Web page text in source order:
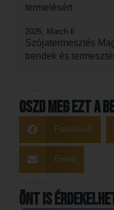
termelésért
2026. March 6
Szójatermesztés
trendek és
Oszd meg ezt a
Facebook
Email
Önt is